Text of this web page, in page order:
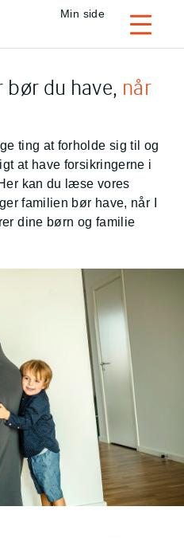
Min side
du have, når
ting at forholde sig til og
at have forsikringerne i
kan du læse vores
familien bør have, når I
dine børn og familie